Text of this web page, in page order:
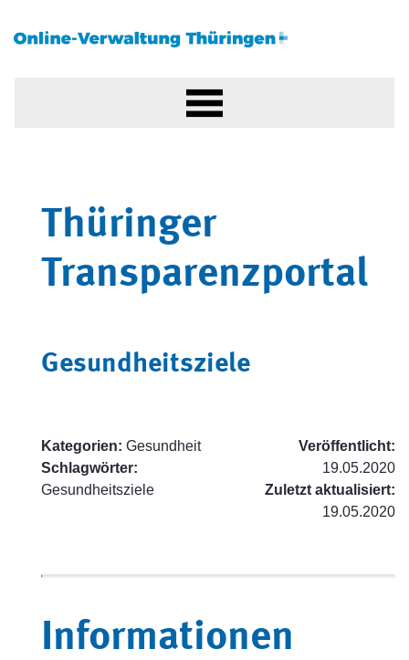
Thüringer
Transparenzportal
Gesundheitsziele
Kategorien: Gesundheit
Schlagwörter:
Gesundheitsziele
Veröffentlicht:
19.05.2020
Zuletzt aktualisiert:
19.05.2020
Informationen